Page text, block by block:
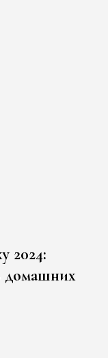
2024:
домашних